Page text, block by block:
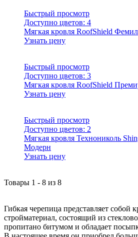
Быстрый просмотр
Доступно цветов: 4
Мягкая кровля RoofShield
Узнать цену
Быстрый просмотр
Доступно цветов: 3
Мягкая кровля RoofShield
Узнать цену
Быстрый просмотр
Доступно цветов: 2
Мягкая кровля Технониколь
Модерн
Узнать цену
Товары 1 - 8 из 8
Гибкая черепица представляет собой
стройматериал, состоящий из
пропитано битумом и обладает